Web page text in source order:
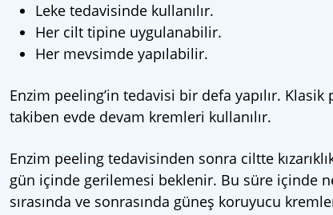
Leke tedavisinde kullanılır.
Her cilt tipine uygulanabilir.
Her mevsimde yapılabilir.
Enzim peeling’in tedavisi bir defa yapılır.
takiben evde devam kremleri kullanılır.
Enzim peeling tedavisinden sonra ciltte
gün içinde gerilemesi beklenir. Bu süre içinde
sırasında ve sonrasında güneş koruyucu